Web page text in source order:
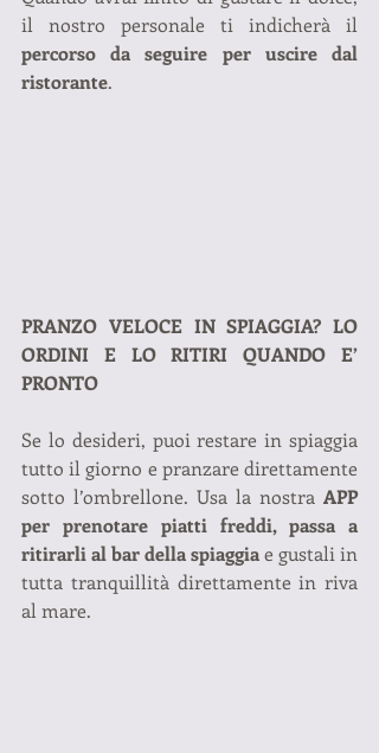
percorso da seguire per uscire dal
ristorante.
PRANZO VELOCE IN SPIAGGIA? LO
ORDINI E LO RITIRI QUANDO E’
PRONTO
Se lo desideri, puoi restare in spiaggia
tutto il giorno e pranzare direttamente
sotto l’ombrellone. Usa la nostra APP
per prenotare piatti freddi, passa a
ritirarli al bar della spiaggia e gustali in
tutta tranquillità direttamente in riva
al mare.